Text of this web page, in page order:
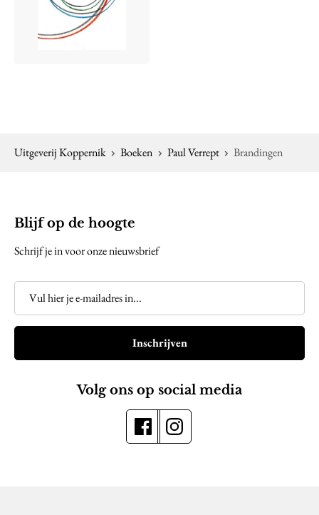
Uitgeverij Koppernik Boeken Paul Verrept Brandingen
Blijf op de hoogte
Schrijf je in voor onze nieuwsbrief
Inschrijven
Volg ons op social media